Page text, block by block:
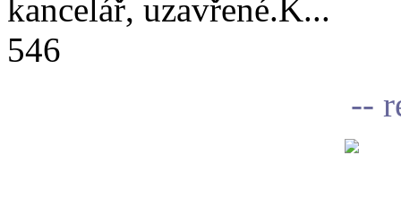
kancelář, uzavřené.K...
546
--